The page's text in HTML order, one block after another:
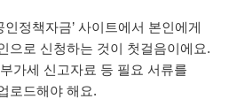
인정책자금’ 사이트에서 본인에게
으로 신청하는 것이 첫걸음이에요.
가세 신고자료 등 필요 서류를
로드해야 해요.